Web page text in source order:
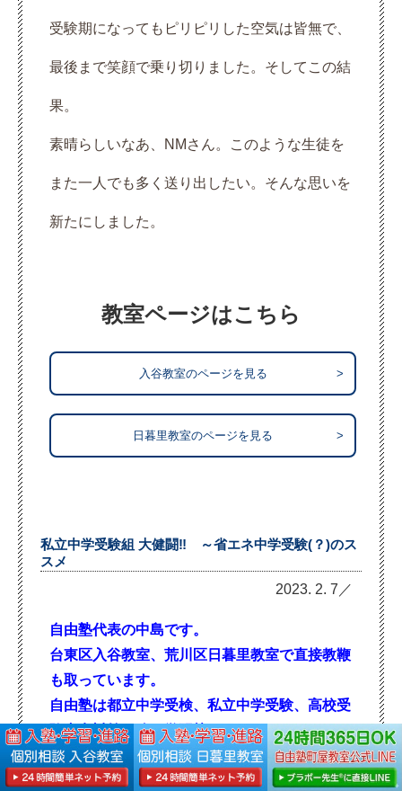
受験期になってもピリピリした空気は皆無で、
最後まで笑顔で乗り切りました。そしてこの結
果。
素晴らしいなあ、NMさん。このような生徒を
また一人でも多く送り出したい。そんな思いを
新たにしました。
教室ページはこちら
入谷教室のページを見る >
日暮里教室のページを見る >
私立中学受験組 大健闘‼ ～省エネ中学受験(？)のス
スメ
2023. 2. 7／
自由塾代表の中島です。
台東区入谷教室、荒川区日暮里教室で直接教鞭
も取っています。
自由塾は都立中学受検、私立中学受験、高校受
験内申対策に強い学習塾です。
中学受験がひと段落。